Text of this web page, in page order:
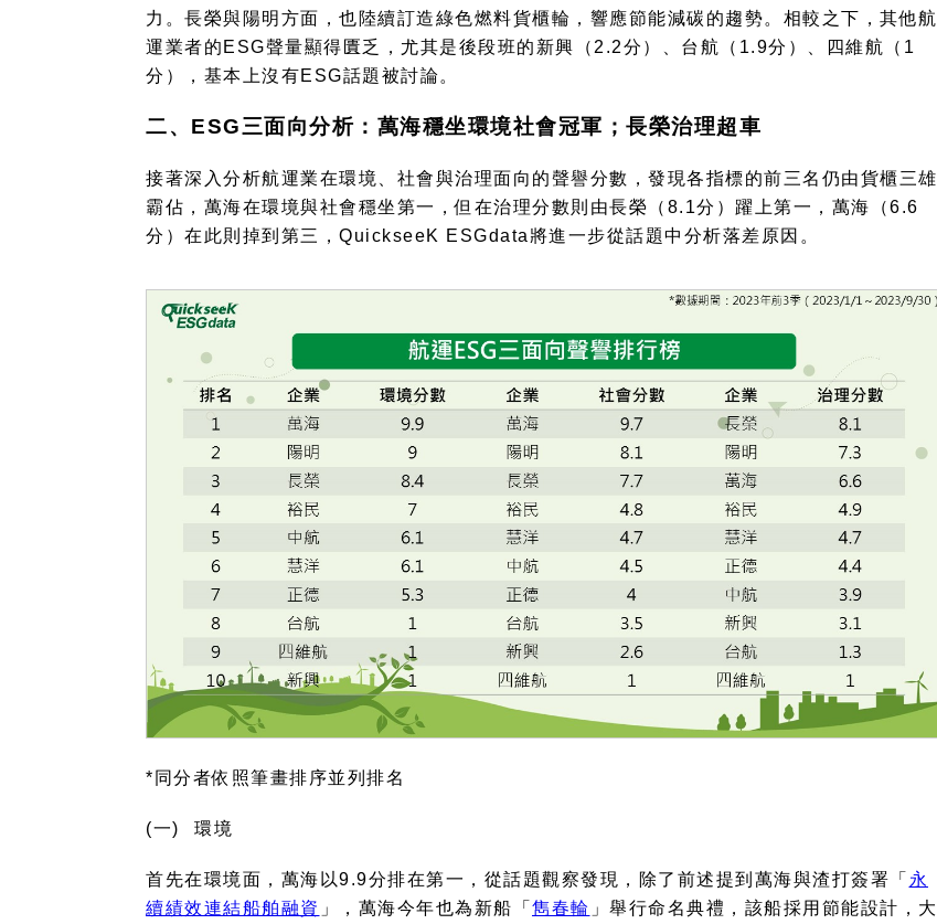
力。長榮與陽明方面，也陸續訂造綠色燃料貨櫃輪，響應節能減碳的趨勢。相較之下，其他航
運業者的 ESG聲量顯得匱乏，尤其是後段班的新興（ 2.2分）、台航（ 1.9分）、四維航（ 1
分），基本上沒有ESG話題被討論。
二、 ESG三面向分析：萬海穩坐環境社會冠軍；長榮治理超車
接著深入分析航運業在環境、社會與治理面向的聲譽分數，發現各指標的前三名仍由貨櫃三雄
霸佔，萬海在環境與社會穩坐第一，但在治理分數則由長榮（ 8.1分）躍上第一，萬海（6.6
分）在此則掉到第三， QuickseeK ESGdata 將進一步從話題中分析落差原因。
* 同分者依照筆畫排序並列排名
(一) 環境
首先在環境面，萬海以9.9分排在第一，從話題觀察發現，除了前述提到萬海與渣打簽署「 永
續績效連結船舶融資 」，萬海今年也為新船「 雋春輪 」舉行命名典禮，該船採用節能設計，大